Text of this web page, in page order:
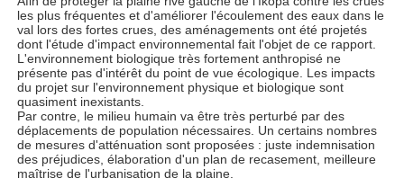
les plus fréquentes et d'améliorer l'écoulement des eaux dans le
val lors des fortes crues, des aménagements ont été projetés
dont l'étude d'impact environnemental fait l'objet de ce rapport.
L'environnement biologique très fortement anthropisé ne
présente pas d'intérêt du point de vue écologique. Les impacts
du projet sur l'environnement physique et biologique sont
quasiment inexistants.
Par contre, le milieu humain va être très perturbé par des
déplacements de population nécessaires. Un certains nombres
de mesures d'atténuation sont proposées : juste indemnisation
des préjudices, élaboration d'un plan de recasement, meilleure
maîtrise de l'urbanisation de la plaine.